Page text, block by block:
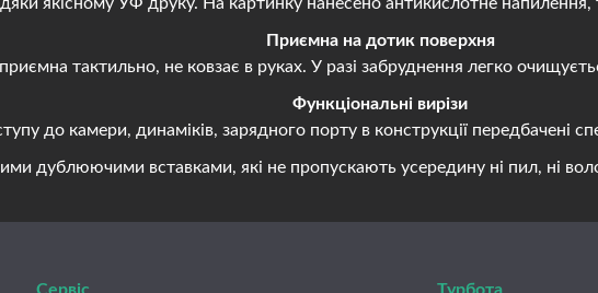
Приємна на дотик поверхня
тактильно, не ковзає в руках. У разі забруднення легко
Функціональні вирізи
до камери, динаміків, зарядного порту в конструкції передбачені
дублюючими вставками, які не пропускають усередину ні пил, ні